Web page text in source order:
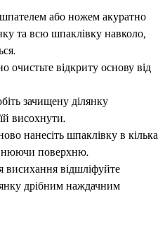
або ножем акуратно
та всю шпаклівку навколо,
очистьте відкриту основу від
зачищену ділянку
висохнути.
нанесіть шпаклівку в кілька
поверхню.
висихання відшліфуйте
дрібним наждачним